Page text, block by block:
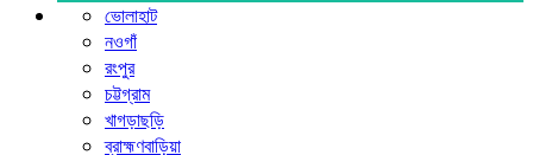
ভোলাহাট
নওগাঁ
রংপুর
চট্টগ্রাম
খাগড়াছড়ি
ব্রাহ্মণবাড়িয়া